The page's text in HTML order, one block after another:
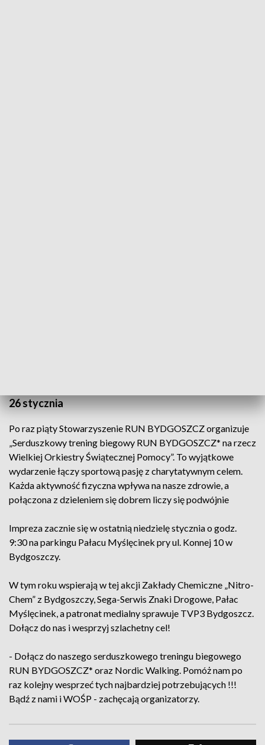
26 stycznia
Po raz piąty Stowarzyszenie RUN BYDGOSZCZ organizuje
„Serduszkowy trening biegowy RUN BYDGOSZCZ* na rzecz
Wielkiej Orkiestry Świątecznej Pomocy”. To wyjątkowe
wydarzenie łączy sportową pasję z charytatywnym celem.
Każda aktywność fizyczna wpływa na nasze zdrowie, a
połączona z dzieleniem się dobrem liczy się podwójnie
Impreza zacznie się w ostatnią niedzielę stycznia o godz.
9:30 na parkingu Pałacu Myślęcinek pry ul. Konnej 10 w
Bydgoszczy.
W tym roku wspierają w tej akcji Zakłady Chemiczne „Nitro-
Chem” z Bydgoszczy, Sega-Serwis Znaki Drogowe, Pałac
Myślęcinek, a patronat medialny sprawuje TVP3 Bydgoszcz.
Dołącz do nas i wesprzyj szlachetny cel!
- Dołącz do naszego serduszkowego treningu biegowego
RUN BYDGOSZCZ* oraz Nordic Walking. Pomóż nam po
raz kolejny wesprzeć tych najbardziej potrzebujących !!!
Bądź z nami i WOŚP - zachęcają organizatorzy.